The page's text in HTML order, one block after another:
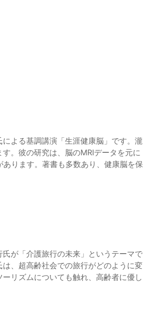
よる基調講演「生涯健康脳」です。瀧
。彼の研究は、脳のMRIデータを元に
ります。著書も多数あり、健康脳を保
が「介護旅行の未来」というテーマで
、超高齢社会での旅行がどのように変
リズムについても触れ、高齢者に優し